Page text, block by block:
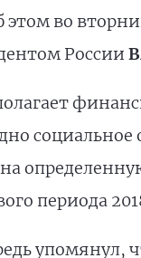
этом во
России
социальное
периода
упомянул,